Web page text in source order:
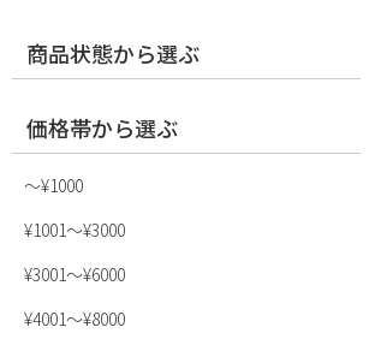
商品状態から選ぶ
価格帯から選ぶ
〜¥1000
¥1001〜¥3000
¥3001〜¥6000
¥4001〜¥8000